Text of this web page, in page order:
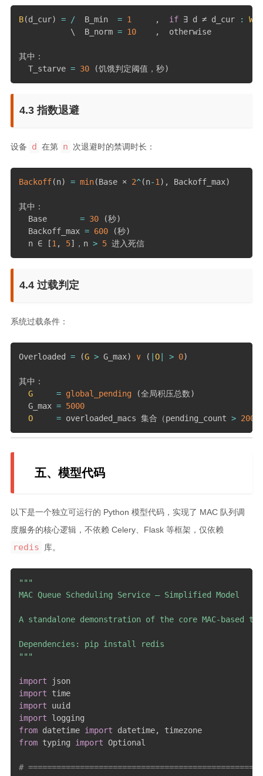
B(d_cur) = /
  B_min
= 1 , if ∃ d ≠ d_cur : W
           \  B_norm
= 10 ,
  otherwise
其中：
  T_starve
= 30 (饥饿判定阈值，秒)
4.3 指数退避
设备 d 在第 n 次退避时的禁调时长：
Backoff(n) = min(Base × 2^(n-1 ) , Backoff_max)
其中：
  Base
= 30 (秒)
  Backoff_max
= 600 (秒)
  n ∈
[1 , 5] ，n > 5 进入死信
4.4 过载判定
系统过载条件：
Overloaded = (G > G_max) ∨ ( O| > 0)
其中：
G
= global_pending (全局积压总数)
  G_max
= 5000
O
= overloaded_macs 集合（pending_count > 200
五、模型代码
以下是一个独立可运行的 Python 模型代码，实现了 MAC 队列调
度服务的核心逻辑，不依赖 Celery、Flask 等框架，仅依赖
redis 库。
"""
MAC Queue Scheduling Service — Simplified Model
A standalone demonstration of the core MAC-based
Dependencies: pip install redis
"""
import
json
import
time
import
import
from datetime import datetime,
timezone
from typing import Optional
#